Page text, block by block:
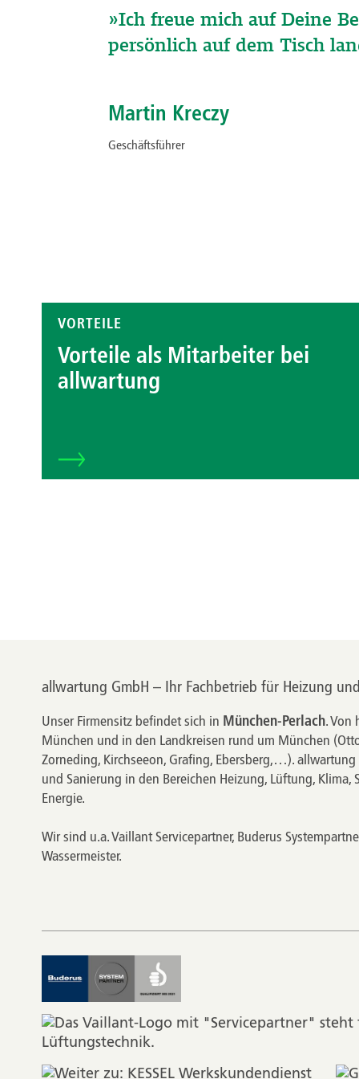
»Ich freue mich auf Deine
persönlich auf dem Tisch
Martin Kreczy
Geschäftsführer
VORTEILE
Vorteile als Mitarbeiter bei
allwartung
allwartung GmbH – Ihr Fachbetrieb für Heizung
Unser Firmensitz befindet sich in München-Perlach. Von
München und in den Landkreisen rund um München
Zorneding, Kirchseeon, Grafing, Ebersberg,…). allwartung
und Sanierung in den Bereichen Heizung, Lüftung, Klima,
Energie.
Wir sind u.a.Vaillant Servicepartner, Buderus
Wassermeister.